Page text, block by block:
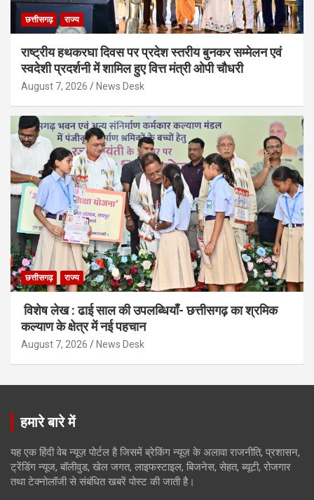
छत्तीसगढ़ राज्य
राष्ट्रीय हथकरघा दिवस पर प्रदेश स्तरीय बुनकर सम्मेलन एवं
स्वदेशी प्रदर्शनी में शामिल हुए वित्त मंत्री ओपी चौधरी
August 7, 2026 News Desk
छत्तीसगढ़ राज्य
विशेष लेख : ढाई साल की उपलब्धियाँ- छत्तीसगढ़ का श्रमिक
कल्याण के क्षेत्र में नई पहचान
August 7, 2026 News Desk
हमारे बारे में
यह एक हिंदी वेब न्यूज़ पोर्टल है जिसमें ब्रेकिंग न्यूज़ के अलावा राजनीति, प्रशासन,
ट्रेंडिंग न्यूज, बॉलीवुड, खेल जगत, लाइफस्टाइल, बिजनेस, सेहत, ब्यूटी, रोजगार
तथा टेक्नोलॉजी से संबंधित खबरें पोस्ट की जाती है।